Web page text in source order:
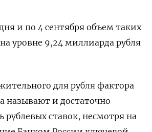
и по 4 сентября объем таких
уровне 9,24 миллиарда рубля
для рубля фактора
называют и достаточно
рублевых ставок, несмотря на